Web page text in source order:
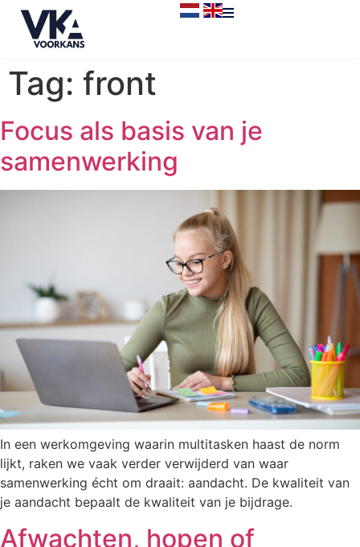
Tag: front
Focus als basis van je
samenwerking
In een werkomgeving waarin multitasken haast de norm
lijkt, raken we vaak verder verwijderd van waar
samenwerking écht om draait: aandacht. De kwaliteit van
je aandacht bepaalt de kwaliteit van je bijdrage.
Afwachten, hopen of